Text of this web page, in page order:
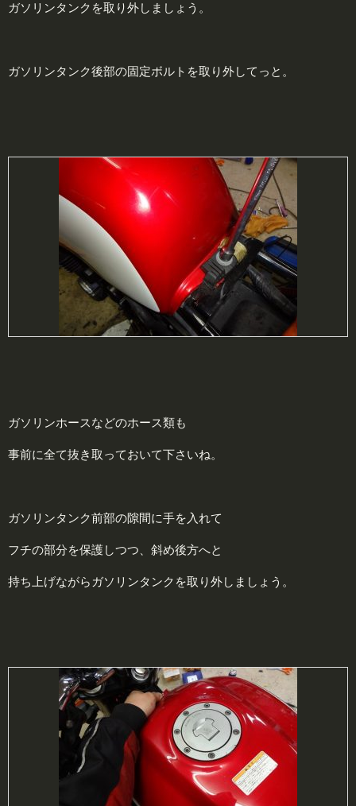
ガソリンタンクを取り外しましょう。
ガソリンタンク後部の固定ボルトを取り外してっと。
ガソリンホースなどのホース類も
事前に全て抜き取っておいて下さいね。
ガソリンタンク前部の隙間に手を入れて
フチの部分を保護しつつ、斜め後方へと
持ち上げながらガソリンタンクを取り外しましょう。